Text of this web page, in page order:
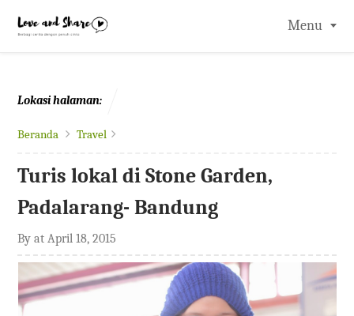
Menu
Lokasi halaman:
Beranda Travel
Turis lokal di Stone Garden,
Padalarang- Bandung
ByatApril 18, 2015